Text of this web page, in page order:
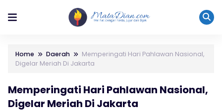
Home Daerah
Memperingati Hari Pahlawan Nasional,
Digelar Meriah Di Jakarta
Memperingati Hari Pahlawan Nasional,
Digelar Meriah Di Jakarta